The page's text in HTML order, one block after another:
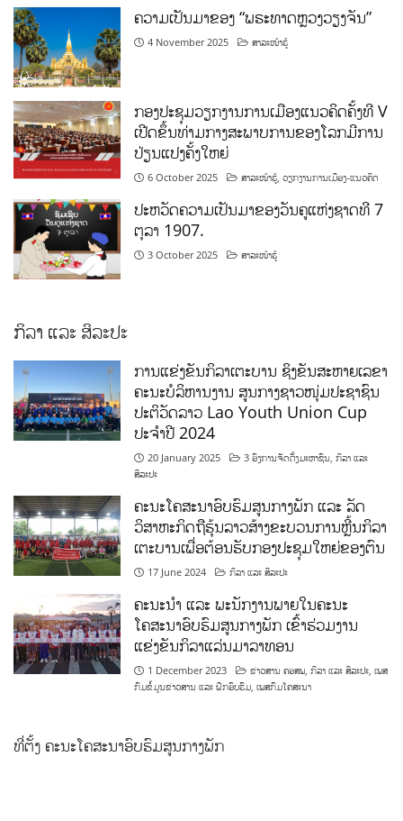
ຄວາມເປັນມາຂອງ “ພຣະທາດຫຼວງວຽງຈັນ”
4 November 2025 ສາລະໜ້າຮູ້
ກອງປະຊຸມວຽກງານການເມືອງແນວຄິດຄັ້ງທີ V
ເປີດຂຶ້ນທ່າມກາງສະພາບການຂອງໂລກມີການ
ປ່ຽນແປງຄັ້ງໃຫຍ່
6 October 2025 ສາລະໜ້າຮູ້ ,ວຽກງານການເມືອງ-ແນວຄິດ
ປະຫວັດຄວາມເປັນມາຂອງວັນຄູແຫ່ງຊາດທີ 7
ຕຸລາ 1907.
3 October 2025 ສາລະໜ້າຮູ້
ກິລາ ແລະ ສິລະປະ
ການແຂ່ງຂັນກິລາເຕະບານ ຊິງຂັນສະຫາຍເລຂາ
ຄະນະບໍລິຫານງານ ສູນກາງຊາວໜຸ່ມປະຊາຊົນ
ປະຕິວັດລາວ Lao Youth Union Cup
ປະຈຳປີ 2024
20 January 2025 3 ອົງການຈັດຕັ້ງມະຫາຊົນ,ກິລາ ແລະ
ສິລະປະ
ຄະນະໂຄສະນາອົບຮົມສູນກາງພັກ ແລະ ລັດ
ວິສາຫະກິດຖືຮຸ້ນລາວສ້າງຂະບວນການຫຼີ້ນກິລາ
ເຕະບານເພື່ອຕ້ອນຮັບກອງປະຊຸມໃຫຍ່ຂອງຕົນ
17 June 2024 ກິລາ ແລະ ສິລະປະ
ຄະນະນຳ ແລະ ພະນັກງານພາຍໃນຄະນະ
ໂຄສະນາອົບຮົມສູນກາງພັກ ເຂົ້າຮ່ວມງານ
ແຂ່ງຂັນກິລາແລ່ນມາລາທອນ
1 December 2023 ຂ່າວສານ ຄອສພ,ກິລາ ແລະ ສິລະປະ,ເພສ
ກົມຂໍ້ມູນຂ່າວສານ ແລະ ຝຶກອົບຮົມ,ເພສກົມໂຄສະນາ
ທີ່ຕັ້ງ ຄະນະໂຄສະນາອົບຮົມສູນກາງພັກ